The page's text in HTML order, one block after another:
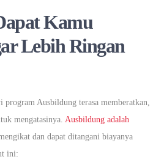
Kamu
Lebih Ringan
program Ausbildung terasa memberatkan,
mengatasinya. Ausbildung adalah
dan dapat ditangani biayanya
ini: